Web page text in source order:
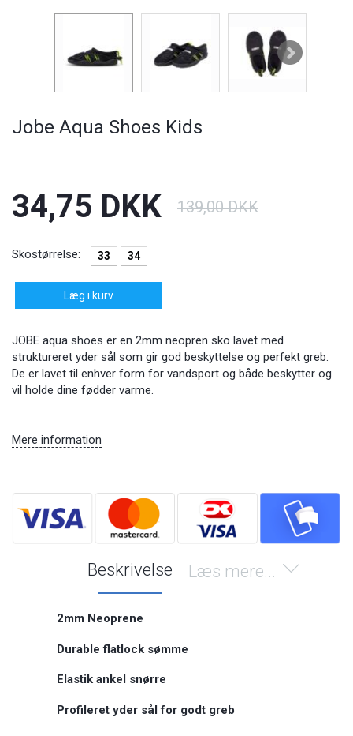
Jobe Aqua Shoes Kids
34,75 DKK 139,00 DKK
Skostørrelse: 33 34
Læg i kurv
JOBE aqua shoes er en 2mm neopren sko lavet med
struktureret yder sål som gir god beskyttelse og perfekt greb.
De er lavet til enhver form for vandsport og både beskytter og
vil holde dine fødder varme.
Mere information
Læs mere...
Beskrivelse
2mm Neoprene
Durable flatlock sømme
Elastik ankel snørre
Profileret yder sål for godt greb